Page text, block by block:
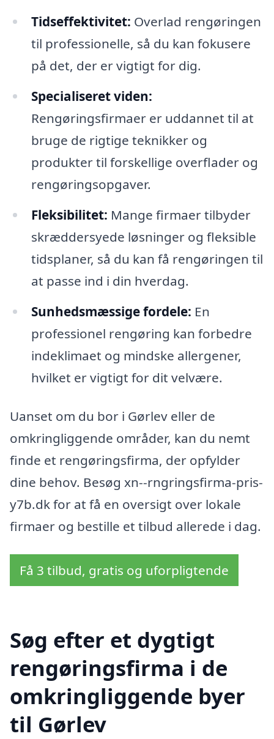
Tidseffektivitet: Overlad rengøringen
til professionelle, så du kan fokusere
på det, der er vigtigt for dig.
Specialiseret viden:
Rengøringsfirmaer er uddannet til at
bruge de rigtige teknikker og
produkter til forskellige overflader og
rengøringsopgaver.
Fleksibilitet: Mange firmaer tilbyder
skræddersyede løsninger og fleksible
tidsplaner, så du kan få rengøringen til
at passe ind i din hverdag.
Sunhedsmæssige fordele: En
professionel rengøring kan forbedre
indeklimaet og mindske allergener,
hvilket er vigtigt for dit velvære.
Uanset om du bor i Gørlev eller de
omkringliggende områder, kan du nemt
finde et rengøringsfirma, der opfylder
dine behov. Besøg xn--rngringsfirma-pris-
y7b.dk for at få en oversigt over lokale
firmaer og bestille et tilbud allerede i dag.
Få 3 tilbud, gratis og uforpligtende
Søg efter et dygtigt
rengøringsfirma i de
omkringliggende byer
til Gørlev